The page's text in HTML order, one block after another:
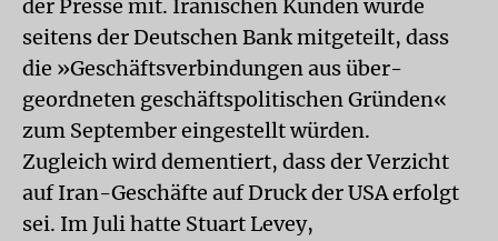
der Presse mit. Iranischen Kunden wurde
seitens der Deutschen Bank mitgeteilt, dass
die »Geschäftsverbindungen aus über-
geordneten geschäftspolitischen Gründen«
zum September eingestellt würden.
Zugleich wird dementiert, dass der Verzicht
auf Iran-Geschäfte auf Druck der USA erfolgt
sei. Im Juli hatte Stuart Levey,